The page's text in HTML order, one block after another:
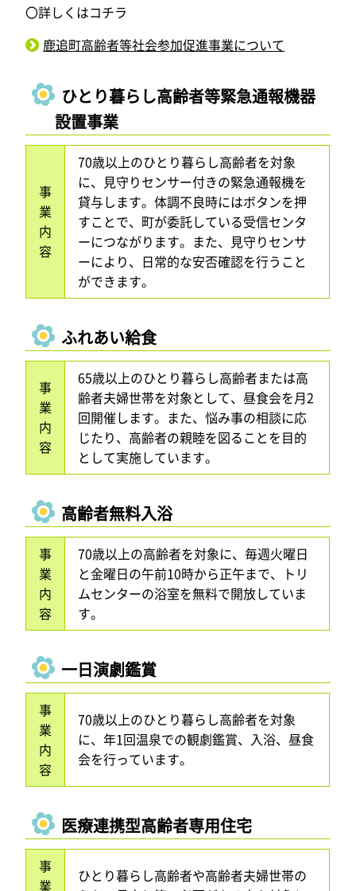
〇詳しくはコチラ
鹿追町高齢者等社会参加促進事業について
ひとり暮らし高齢者等緊急通報機器
設置事業
事
業
内
容
70歳以上のひとり暮らし高齢者を対象
に、見守りセンサー付きの緊急通報機を
貸与します。体調不良時にはボタンを押
すことで、町が委託している受信センタ
ーにつながります。また、見守りセンサ
ーにより、日常的な安否確認を行うこと
ができます。
ふれあい給食
事
業
内
容
65歳以上のひとり暮らし高齢者または高
齢者夫婦世帯を対象として、昼食会を月2
回開催します。また、悩み事の相談に応
じたり、高齢者の親睦を図ることを目的
として実施しています。
高齢者無料入浴
事
業
内
容
70歳以上の高齢者を対象に、毎週火曜日
と金曜日の午前10時から正午まで、トリ
ムセンターの浴室を無料で開放していま
す。
一日演劇鑑賞
事
業
内
容
70歳以上のひとり暮らし高齢者を対象
に、年1回温泉での観劇鑑賞、入浴、昼食
会を行っています。
医療連携型高齢者専用住宅
事
業
ひとり暮らし高齢者や高齢者夫婦世帯の